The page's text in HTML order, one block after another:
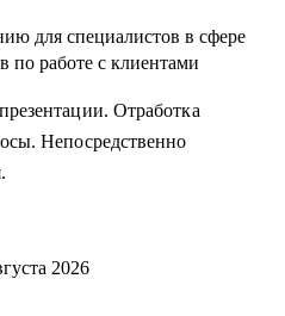
по работе с клиентами.
свой путь.
хотят сделать шаг
для специалистов в сфере
по работе с клиентами
Отработка
Непосредственно
2026